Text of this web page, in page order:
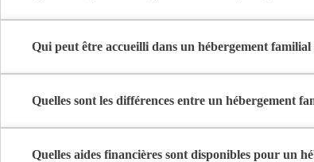
Elle y bénéficie d’un cadre de vie convivial, de repas
Qui peut être accueilli dans un hébergement familial
d’autonomie peuvent y trouver un bon équilibre entre
Quelles sont les différences entre un hébergement
L’hébergement familial accueille les seniors chez
L’EHPAD est une structure médicalisée accueillant
Quelles aides financières sont disponibles pour un